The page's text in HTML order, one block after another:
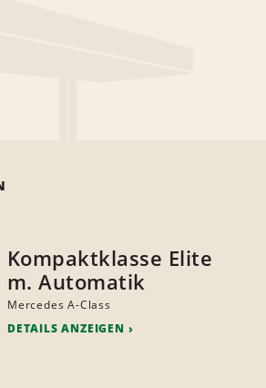
Kompaktklasse Elite
m. Automatik
Mercedes A-Class
DETAILS ANZEIGEN